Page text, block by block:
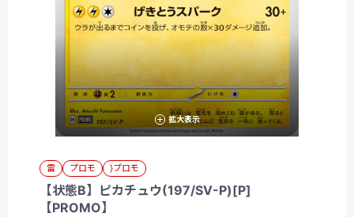
拡大表示
雷 プロモ }プロモ
【状態B】ピカチュウ(197/SV-P)[P]
【PROMO】